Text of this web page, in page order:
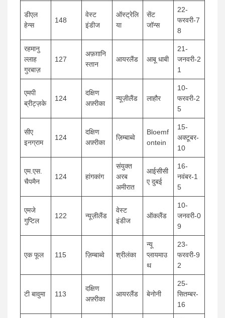
डीएल
हेन्स
148
वेस्ट
इंडीज
ऑस्ट्रेलि
या
सेंट
जॉन्स
22-
फरवरी-7
8
रहमानु
ल्लाह
गुरबाज़
127
अफ़ग़ानि
स्तान
आयरलैंड आबू धाबी
21-
जनवरी-2
1
एमपी
ब्रीट्ज़के
124
दक्षिण
अफ़्रीका
न्यूज़ीलैंड लाहौर
10-
फरवरी-2
5
सीए
इनग्राम
124
दक्षिण
अफ़्रीका
ज़िम्बाब्वे
Bloemf
ontein
15-
अक्टूबर-
10
एम.एस.
चैपमैन
124 हांगकांग
संयुक्त
अरब
अमीरात
आईसीसी
ए दुबई
16-
नवंबर-1
5
एमजे
गुप्टिल
122 न्यूज़ीलैंड
वेस्ट
इंडीज
ऑकलैंड
10-
जनवरी-0
9
एक फूल 115 ज़िम्बाब्वे श्रीलंका
न्यू
प्लायमाउ
थ
23-
फरवरी-9
2
टी बावुमा 113
दक्षिण
अफ़्रीका
आयरलैंड बेनोनी
25-
सितम्बर-
16